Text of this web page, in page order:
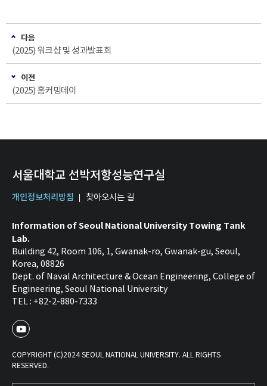
다음
(2025) 워크샵 및 성과발표회
이전
(2025) 홈커밍데이
서울대학교 선박저항성능연구실
개인정보처리방침 찾아오시는 길
Information of Seoul National University Towing Tank
Lab.
Building 42, Room 106, 1, Gwanak-ro, Gwanak-gu, Seoul,
Korea, 08826
Dept. of Naval Architecture & Ocean Engineering, College of
Engineering, Seoul National University
TEL : +82-2-880-7333
COPYRIGHT (C)2024 SEOUL NATIONAL UNIVERSITY. ALL RIGHTS
RESERVED.